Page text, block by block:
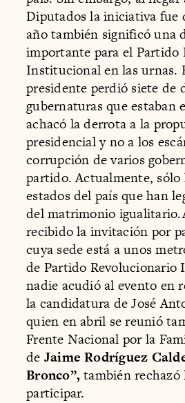
Diputados la iniciativa fue
año también significó una
importante para el Partido
Institucional en las urnas.
presidente perdió siete de
gubernaturas que estaban
achacó la derrota a la
presidencial y no a los
corrupción de varios
partido. Actualmente, sólo
estados del país que han
del matrimonio
recibido la invitación por
cuya sede está a unos
de Partido Revolucionario
nadie acudió al evento en
la candidatura de José
quien en abril se reunió
Frente Nacional por la
de Jaime Rodríguez
Bronco”,también
participar.